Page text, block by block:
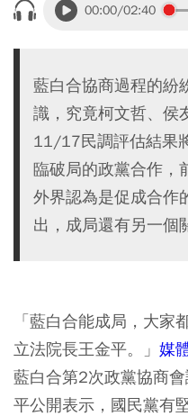
00:00/02:40
藍白合協商過程的
識，究竟柯文哲、侯
11/17民調評估結果
臨破局的政黨合作，
外界認為是促成合作
出，成局還有另一個
「藍白合能成局，大家
立法院長王金平。」 媒
藍白合第2次政黨協商
平公開表示，國民黨有